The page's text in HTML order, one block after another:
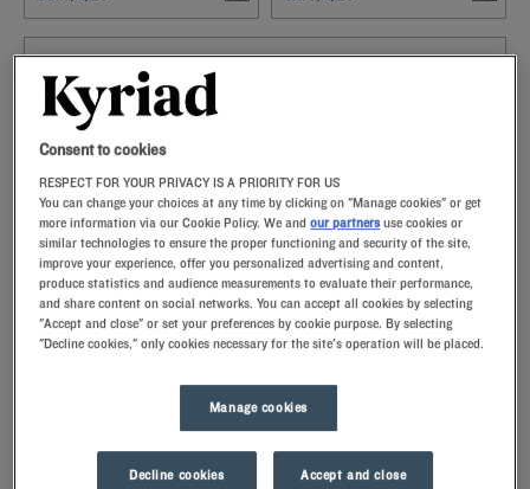
Voeg kortingscode toe
Sta eens stil bij Mandelieu en bezoek de tweede stad van Frankrijk
die een rijke geschiedenis heeft. Plan uw uitstappen vanuit uw Kyriad
hotel.
Onze hotels in Mandelieu
Consent to cookies
RESPECT FOR YOUR PRIVACY IS A PRIORITY FOR US
You can change your choices at any time by clicking on "Manage cookies" or get
more information via our Cookie Policy. We andour partners use cookies or
similar technologies to ensure the proper functioning and security of the site,
improve your experience, offer you personalized advertising and content,
produce statistics and audience measurements to evaluate their performance,
and share content on social networks. You can accept all cookies by selecting
"Accept and close" or set your preferences by cookie purpose. By selecting
"Decline cookies," only cookies necessary for the site's operation will be placed.
Manage cookies
Decline cookies Accept and close